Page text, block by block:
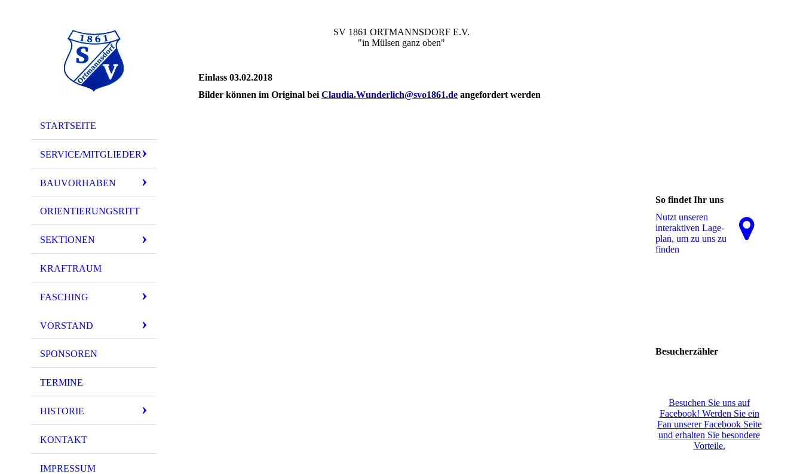
STARTSEITE
SERVICE/MITGLIEDER
BAUVORHABEN
ORIENTIERUNGSRITT
SEKTIONEN
KRAFTRAUM
FASCHING
VORSTAND
SPONSOREN
TERMINE
HISTORIE
KONTAKT
IMPRESSUM
SV 1861 ORTMANNSDORF E.V.
"in Mülsen ganz oben"
Einlass 03.02.2018
Bilder können im Original bei Claudia.Wunderlich@svo1861.de angefordert werden
So findet Ihr uns
Nutzt unseren
interaktiven La­ge­
plan, um zu uns zu
finden
Besucherzähler
Besuchen Sie uns auf
Facebook! Werden Sie ein
Fan unserer Facebook Seite
und erhalten Sie besondere
Vorteile.